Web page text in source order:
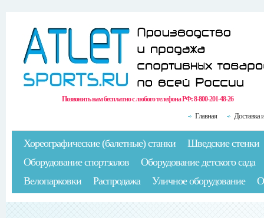
Позвонить нам бесплатно с любого телефона РФ:8-800-201-48-26
Главная Доставка
Хореографические (балетные) станки
Шведские стенки
Оборудование спортзалов
Оборудование детского сада
Велопарковки
Распродажа Уличное оборудование